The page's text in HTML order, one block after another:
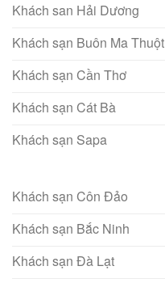
Khách san Hải Dương
Khách sạn Buôn Ma Thuột
Khách sạn Cần Thơ
Khách sạn Cát Bà
Khách sạn Sapa
Khách sạn Côn Đảo
Khách sạn Bắc Ninh
Khách sạn Đà Lạt